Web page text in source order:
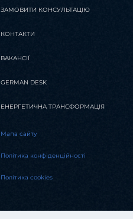
ЗАМОВИТИ КОНСУЛЬТАЦІЮ
КОНТАКТИ
ВАКАНСІЇ
GERMAN DESK
ЕНЕРГЕТИЧНА ТРАНСФОРМАЦІЯ
Мапа сайту
Політика конфіденційності
Політика cookies